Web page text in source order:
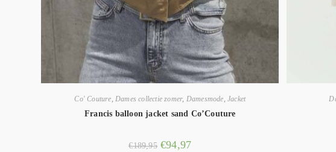
Co' Couture,Dames collectie zomer, Damesmode, Jacket
Francis balloon jacket sand Co’Couture
€189,95 €94,97